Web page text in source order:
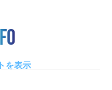
を表示